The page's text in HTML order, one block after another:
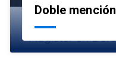
Doble mención